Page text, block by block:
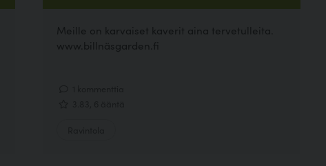
Meille on karvaiset kaverit aina tervetulleita.
www.billnäsgarden.fi